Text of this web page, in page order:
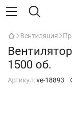
Вентиляция
1500 об.
Артикул:ve-18893